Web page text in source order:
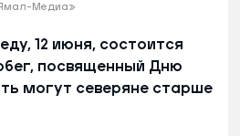
Медиа»
12 июня, состоится
посвященный Дню
могут северяне старше